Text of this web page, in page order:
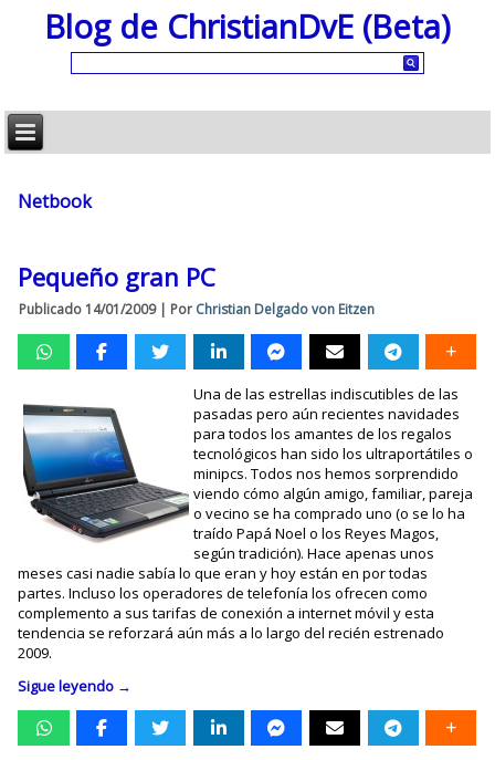
Blog de ChristianDvE (Beta)
Netbook
Pequeño gran PC
Publicado 14/01/2009| Por Christian Delgado von Eitzen
Una de las estrellas indiscutibles de las
pasadas pero aún recientes navidades
para todos los amantes de los regalos
tecnológicos han sido los ultraportátiles o
minipcs. Todos nos hemos sorprendido
viendo cómo algún amigo, familiar, pareja
o vecino se ha comprado uno (o se lo ha
traído Papá Noel o los Reyes Magos,
según tradición). Hace apenas unos
meses casi nadie sabía lo que eran y hoy están en por todas
partes. Incluso los operadores de telefonía los ofrecen como
complemento a sus tarifas de conexión a internet móvil y esta
tendencia se reforzará aún más a lo largo del recién estrenado
2009.
Sigue leyendo →